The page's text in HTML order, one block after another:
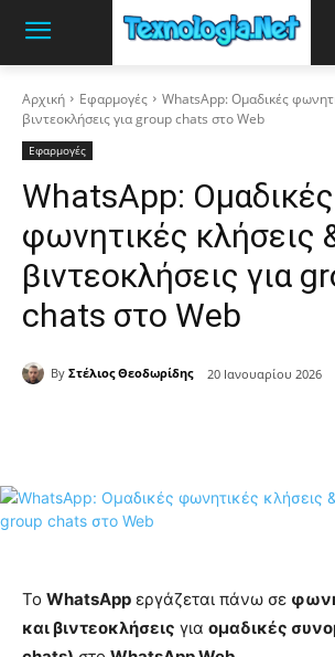
Αρχική Εφαρμογές
WhatsApp: Ομαδικές
βιντεοκλήσεις για group chats στο Web
Εφαρμογές
WhatsApp: Ομαδικές
φωνητικές κλήσεις
βιντεοκλήσεις για
chats στο Web
By Στέλιος Θεοδωρίδης 20 Ιανουαρίου 2026
Το WhatsApp εργάζεται πάνω σε
και βιντεοκλήσεις για ομαδικές